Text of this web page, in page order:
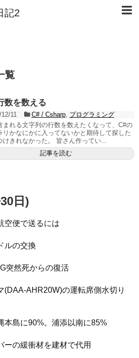
記2
覧
数を数える
11 C# / Csharp, プログラミング
まれる文字列の行数を数えたくなって、C#の
リかなにかに入ってないかと期待して探した
けきれなかった。 皆さん作ってい...
記事を読む
日)
空便で送るには
ルの交換
突然死からの復活
(DAA‑AHR20W)の運転席側水切り
本島に90%。浦添以南に85%
ーの緩衝材を建材で代用